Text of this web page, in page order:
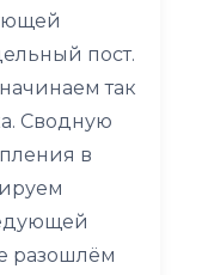
пост.
так
Сводную
в
разошлём